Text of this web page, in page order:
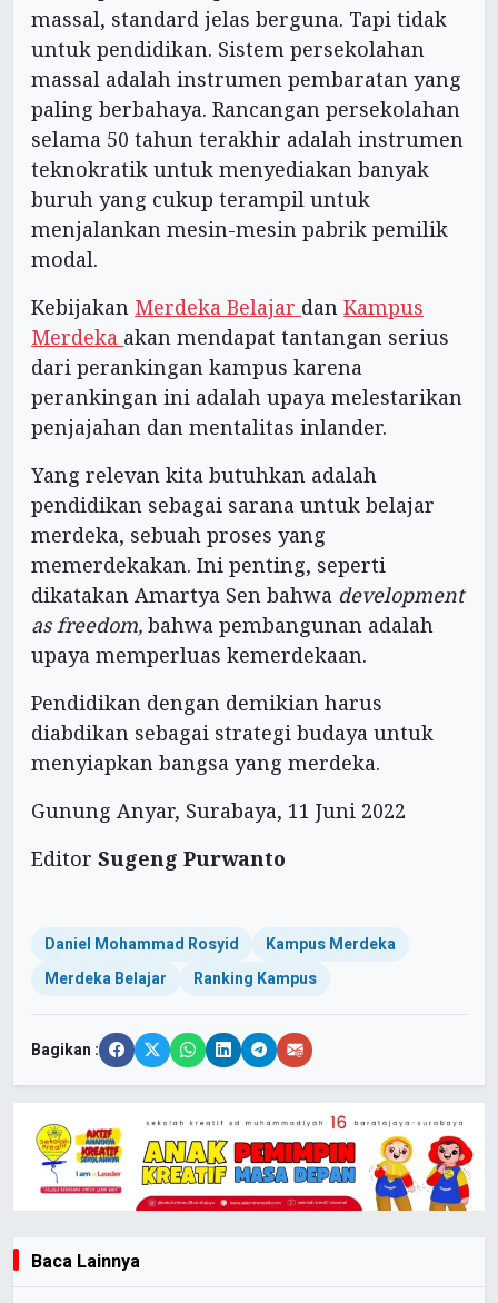
massal, standard jelas berguna. Tapi tidak
untuk pendidikan. Sistem persekolahan
massal adalah instrumen pembaratan yang
paling berbahaya. Rancangan persekolahan
selama 50 tahun terakhir adalah instrumen
teknokratik untuk menyediakan banyak
buruh yang cukup terampil untuk
menjalankan mesin-mesin pabrik pemilik
modal.
Kebijakan Merdeka Belajar dan Kampus
Merdeka akan mendapat tantangan serius
dari perankingan kampus karena
perankingan ini adalah upaya melestarikan
penjajahan dan mentalitas inlander.
Yang relevan kita butuhkan adalah
pendidikan sebagai sarana untuk belajar
merdeka, sebuah proses yang
memerdekakan. Ini penting, seperti
dikatakan Amartya Sen bahwa development
as freedom, bahwa pembangunan adalah
upaya memperluas kemerdekaan.
Pendidikan dengan demikian harus
diabdikan sebagai strategi budaya untuk
menyiapkan bangsa yang merdeka.
Gunung Anyar, Surabaya, 11 Juni 2022
Editor Sugeng Purwanto
Daniel Mohammad Rosyid
Kampus Merdeka
Merdeka Belajar
Ranking Kampus
Bagikan :
Baca Lainnya